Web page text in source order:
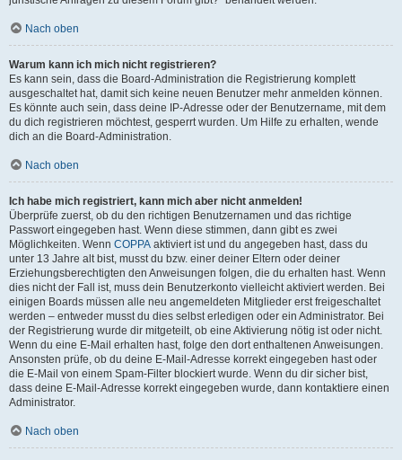
Nach oben
Warum kann ich mich nicht registrieren?
Es kann sein, dass die Board-Administration die Registrierung komplett
ausgeschaltet hat, damit sich keine neuen Benutzer mehr anmelden können.
Es könnte auch sein, dass deine IP-Adresse oder der Benutzername, mit dem
du dich registrieren möchtest, gesperrt wurden. Um Hilfe zu erhalten, wende
dich an die Board-Administration.
Nach oben
Ich habe mich registriert, kann mich aber nicht anmelden!
Überprüfe zuerst, ob du den richtigen Benutzernamen und das richtige
Passwort eingegeben hast. Wenn diese stimmen, dann gibt es zwei
Möglichkeiten. Wenn COPPA aktiviert ist und du angegeben hast, dass du
unter 13 Jahre alt bist, musst du bzw. einer deiner Eltern oder deiner
Erziehungsberechtigten den Anweisungen folgen, die du erhalten hast. Wenn
dies nicht der Fall ist, muss dein Benutzerkonto vielleicht aktiviert werden. Bei
einigen Boards müssen alle neu angemeldeten Mitglieder erst freigeschaltet
werden – entweder musst du dies selbst erledigen oder ein Administrator. Bei
der Registrierung wurde dir mitgeteilt, ob eine Aktivierung nötig ist oder nicht.
Wenn du eine E-Mail erhalten hast, folge den dort enthaltenen Anweisungen.
Ansonsten prüfe, ob du deine E-Mail-Adresse korrekt eingegeben hast oder
die E-Mail von einem Spam-Filter blockiert wurde. Wenn du dir sicher bist,
dass deine E-Mail-Adresse korrekt eingegeben wurde, dann kontaktiere einen
Administrator.
Nach oben